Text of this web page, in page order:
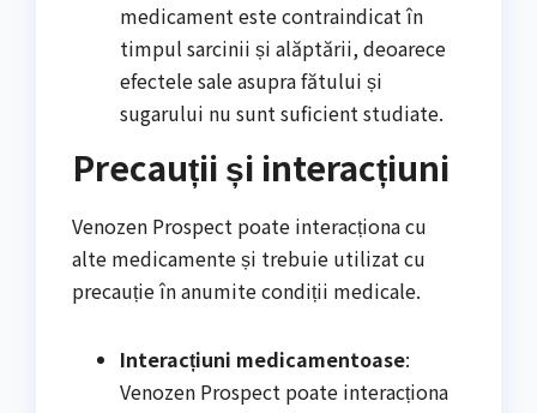
medicament este contraindicat în
timpul sarcinii și alăptării, deoarece
efectele sale asupra fătului și
sugarului nu sunt suficient studiate.
Precauții și interacțiuni
Venozen Prospect poate interacționa cu
alte medicamente și trebuie utilizat cu
precauție în anumite condiții medicale.
Interacțiuni medicamentoase:
Venozen Prospect poate interacționa